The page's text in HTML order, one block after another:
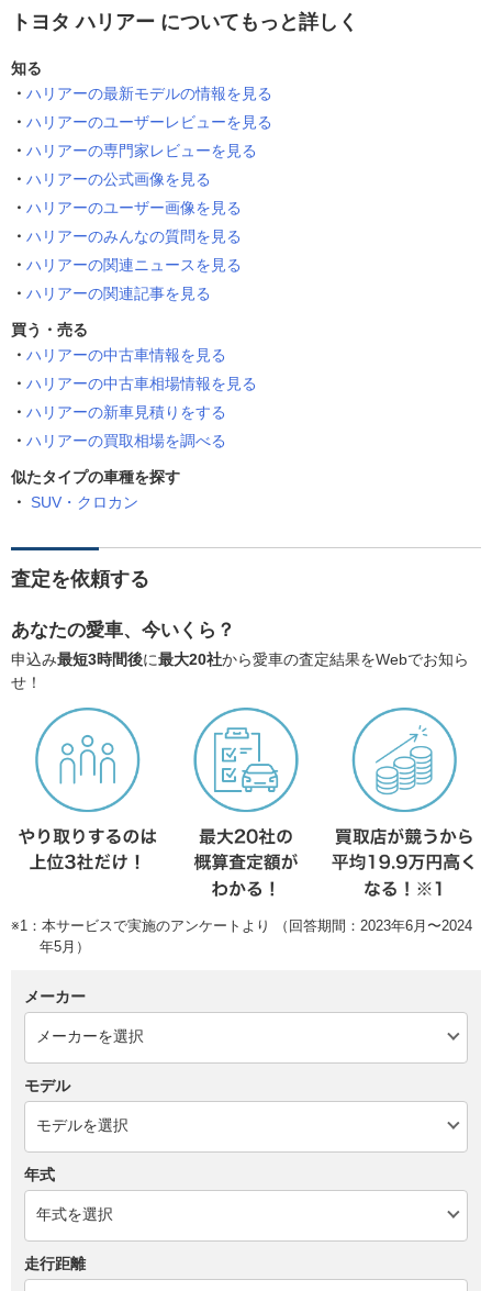
トヨタ ハリアー についてもっと詳しく
知る
ハリアーの最新モデルの情報を見る
ハリアーのユーザーレビューを見る
ハリアーの専門家レビューを見る
ハリアーの公式画像を見る
ハリアーのユーザー画像を見る
ハリアーのみんなの質問を見る
ハリアーの関連ニュースを見る
ハリアーの関連記事を見る
買う・売る
ハリアーの中古車情報を見る
ハリアーの中古車相場情報を見る
ハリアーの新車見積りをする
ハリアーの買取相場を調べる
似たタイプの車種を探す
SUV・クロカン
査定を依頼する
あなたの愛車、今いくら？
申込み最短3時間後に最大20社から愛車の査定結果をWebでお知ら
せ！
※1：本サービスで実施のアンケートより （回答期間：2023年6月〜2024
年5月）
メーカー
モデル
年式
走行距離